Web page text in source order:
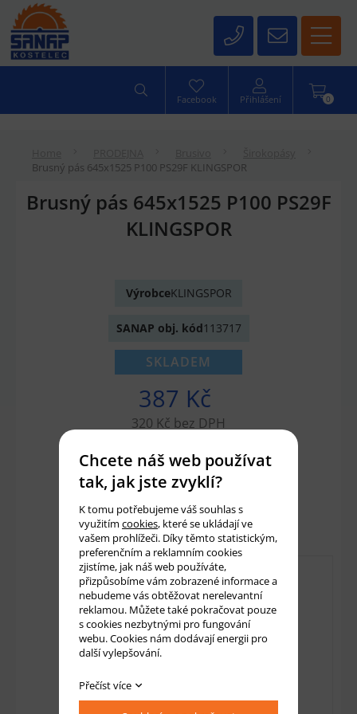
0
Facebook Přihlášení
Brusný pás 645x1525 P100 PS29F KLINGSPOR
Brusný pás 645x1525 P100 PS29F
KLINGSPOR
VýrobceKLINGSPOR
SANAP obj. kód113717
SKLADEM
387 Kč
320 Kč bez DPH
Množství: ks
Přidat do košíku
Chcete náš web používat
tak, jak jste zvyklí?
K tomu potřebujeme váš souhlas s
využitím cookies, které se ukládají ve
vašem prohlížeči. Díky těmto statistickým,
preferenčním a reklamním cookies
zjistíme, jak náš web používáte,
přizpůsobíme vám zobrazené informace a
nebudeme vás obtěžovat nerelevantní
reklamou. Můžete také pokračovat pouze
s cookies nezbytnými pro fungování
webu. Cookies nám dodávají energii pro
další vylepšování.
Přečíst více